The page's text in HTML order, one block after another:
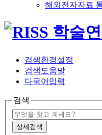
해외전자자료
검색환경설정
검색도움말
다국어입력
검색
상세검색